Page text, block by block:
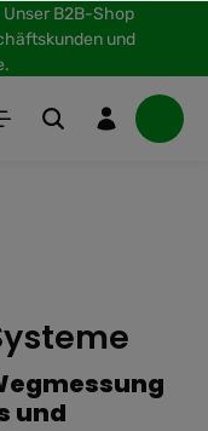
B2B-Shop
und
und